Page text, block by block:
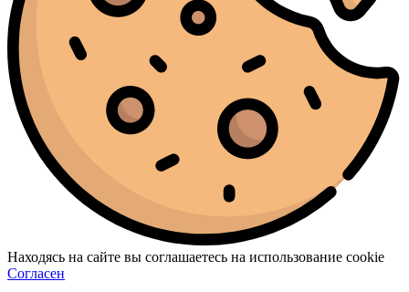
Находясь на сайте вы соглашаетесь на использование cookie
Согласен